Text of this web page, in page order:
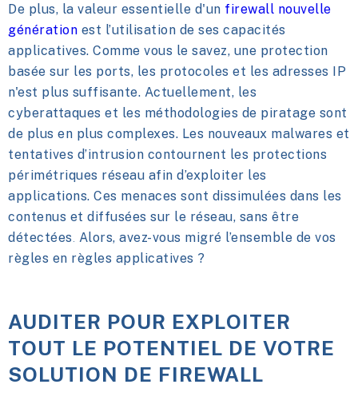
De plus, la valeur essentielle d'un firewall nouvelle
génération est l’utilisation de ses capacités
applicatives. Comme vous le savez, une protection
basée sur les ports, les protocoles et les adresses IP
n'est plus suffisante. Actuellement, les
cyberattaques et les méthodologies de piratage sont
de plus en plus complexes. Les nouveaux malwares et
tentatives d’intrusion contournent les protections
périmétriques réseau afin d’exploiter les
applications. Ces menaces sont dissimulées dans les
contenus et diffusées sur le réseau, sans être
détectées Alors, avez-vous migré l’ensemble de vos
règles en règles applicatives ?
AUDITER POUR EXPLOITER
TOUT LE POTENTIEL DE VOTRE
SOLUTION DE FIREWALL